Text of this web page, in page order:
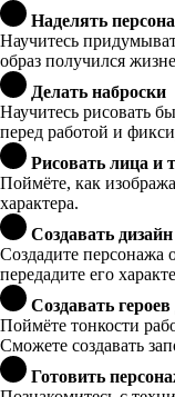
Наделять
Научитесь
образ получился
Делать наброски
Научитесь рисовать
перед работой и
Рисовать лица и
Поймёте, как
характера.
Создавать
Создадите персонажа
передадите его
Создавать
Поймёте тонкости
Сможете создавать
Готовить